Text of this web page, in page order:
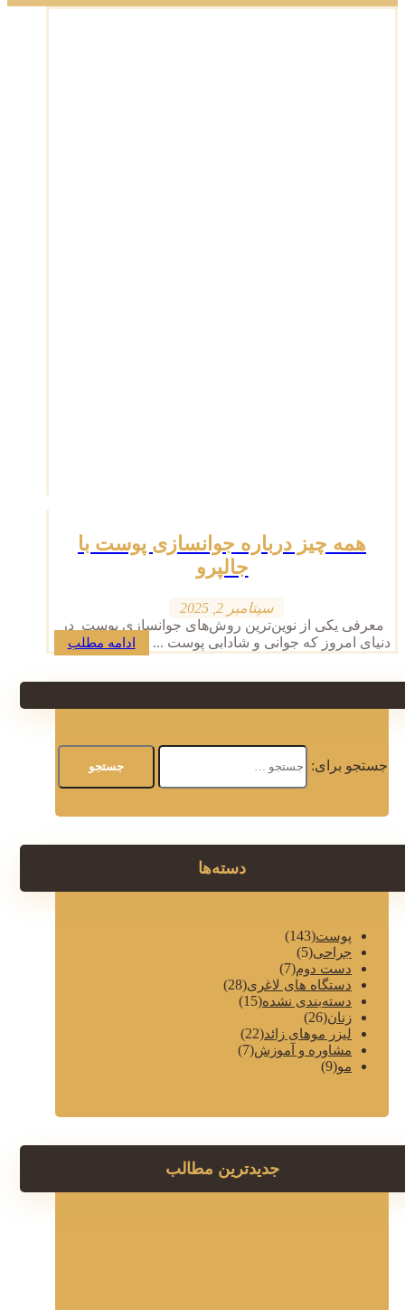
همه چیز درباره جوانسازی پوست با
جالپرو
سپتامبر 2, 2025
معرفی یکی از نوین‌ترین روش‌های جوانسازی پوست در
دنیای امروز که جوانی و شادابی پوست ...
ادامه مطلب
جستجو برای:
دسته‌ها
پوست(143)
جراحی(5)
دست دوم(7)
دستگاه های لاغری(28)
دسته‌بندی نشده(15)
زنان(26)
لیزر موهای زائد(22)
مشاوره و آموزش(7)
مو(9)
جدیدترین مطالب